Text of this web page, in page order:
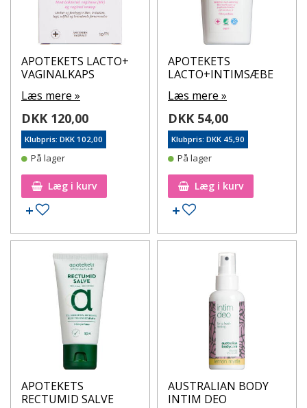
APOTEKETS LACTO+
VAGINALKAPS
Læs mere »
DKK 120,00
Klubpris: DKK 102,00
På lager
Læg i kurv
Tilføj til ønskeseddel
APOTEKETS
LACTO+INTIMSÆBE
Læs mere »
DKK 54,00
Klubpris: DKK 45,90
På lager
Læg i kurv
Tilføj til ønskeseddel
APOTEKETS
RECTUMID SALVE
AUSTRALIAN BODY
INTIM DEO